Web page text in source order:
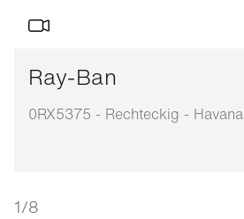
Ray-Ban
0RX5375 - Rechteckig - Havana
1/8